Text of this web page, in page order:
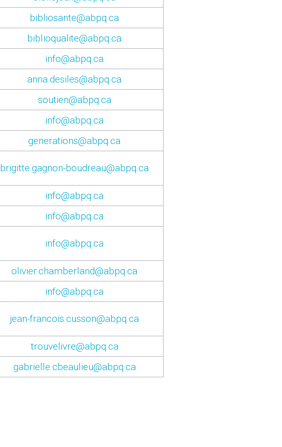
bibliosante@abpq.ca
biblioqualite@abpq.ca
info@abpq.ca
anna.desiles@abpq.ca
soutien@abpq.ca
info@abpq.ca
generations@abpq.ca
brigitte.gagnon-boudreau@abpq.ca
info@abpq.ca
info@abpq.ca
info@abpq.ca
olivier.chamberland@abpq.ca
info@abpq.ca
jean-francois.cusson@abpq.ca
trouvelivre@abpq.ca
gabrielle.cbeaulieu@abpq.ca